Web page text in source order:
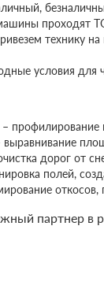
проходят
технику
условия для
профилирование
дорог от
полей,
откосов,
партнер в